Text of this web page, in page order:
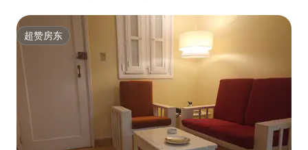
超赞房东
超赞房东